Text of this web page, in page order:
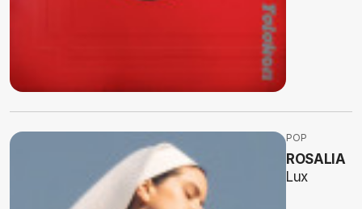
POP
ROSALIA
Lux